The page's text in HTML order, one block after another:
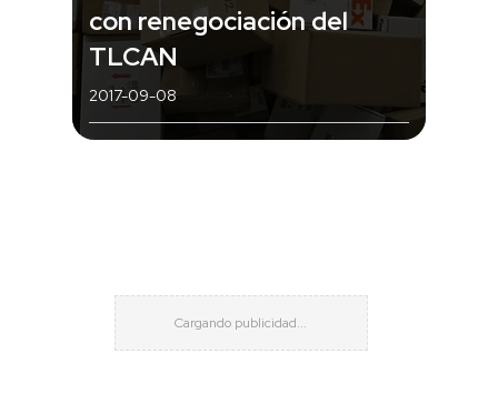
con renegociación del
TLCAN
2017-09-08